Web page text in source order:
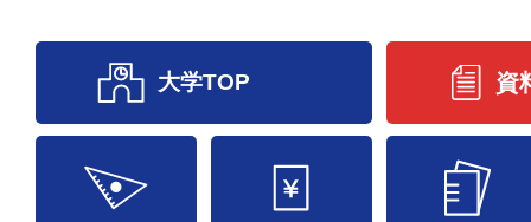
資
大学TOP